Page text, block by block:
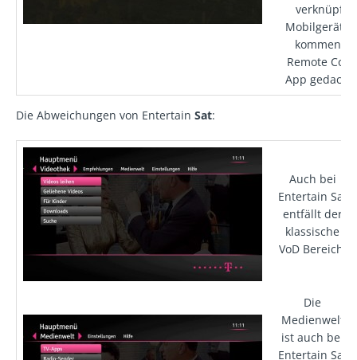
Mobilgeräte
Remote
App gedacht
Die Abweichungen von Entertain Sat:
Auch bei
Entertain Sat
entfällt der
klassische
VoD Bereich.
Die
Medienwelt
ist auch bei
Entertain Sat